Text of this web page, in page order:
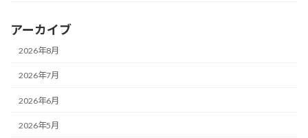
アーカイブ
2026年8月
2026年7月
2026年6月
2026年5月